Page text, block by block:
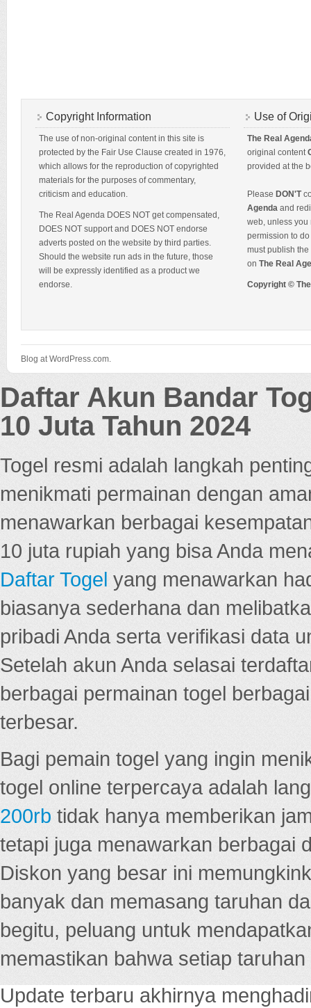
Copyright Information
The use of non-original content in this site is
protected by the Fair Use Clause created in 1976,
which allows for the reproduction of copyrighted
materials for the purposes of commentary,
criticism and education.
The Real Agenda DOES NOT get compensated,
DOES NOT support and DOES NOT endorse
adverts posted on the website by third parties.
Should the website run ads in the future, those
will be expressly identified as a product we
endorse.
Use of
The Real
original content
provided at the
Please DON'T
Agenda and
web, unless you
permission to
must publish
on The Real
Copyright ©
Blog at WordPress.com.
Daftar Akun Bandar
10 Juta Tahun 2024
Togel resmi adalah langkah
menikmati permainan dengan
menawarkan berbagai
10 juta rupiah yang bisa Anda
Daftar Togel yang menawarkan
biasanya sederhana dan
pribadi Anda serta verifikasi data
Setelah akun Anda selasai
berbagai permainan togel
terbesar.
Bagi pemain togel yang ingin
togel online terpercaya adalah
200rb tidak hanya memberikan
tetapi juga menawarkan berbagai
Diskon yang besar ini
banyak dan memasang taruhan
begitu, peluang untuk
memastikan bahwa setiap
Update terbaru akhirnya